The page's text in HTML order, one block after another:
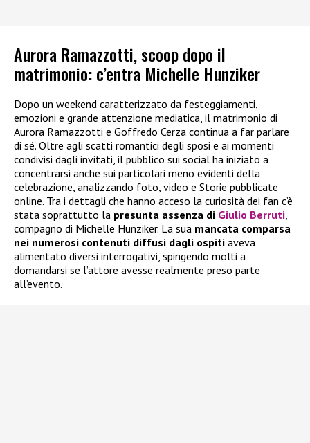
Aurora Ramazzotti, scoop dopo il
matrimonio: c’entra Michelle Hunziker
Dopo un weekend caratterizzato da festeggiamenti,
emozioni e grande attenzione mediatica, il matrimonio di
Aurora Ramazzotti e Goffredo Cerza continua a far parlare
di sé. Oltre agli scatti romantici degli sposi e ai momenti
condivisi dagli invitati, il pubblico sui social ha iniziato a
concentrarsi anche sui particolari meno evidenti della
celebrazione, analizzando foto, video e Storie pubblicate
online. Tra i dettagli che hanno acceso la curiosità dei fan c’è
stata soprattutto la presunta assenza di Giulio Berruti
compagno di Michelle Hunziker. La sua mancata comparsa
nei numerosi contenuti diffusi dagli ospiti aveva
alimentato diversi interrogativi, spingendo molti a
domandarsi se l’attore avesse realmente preso parte
all’evento.